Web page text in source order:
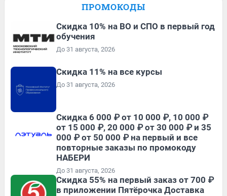
ПРОМОКОДЫ
Скидка 10% на ВО и СПО в первый год
обучения
До 31 августа, 2026
Скидка 11% на все курсы
До 31 августа, 2026
Скидка 6 000 ₽ от 10 000 ₽, 10 000 ₽
от 15 000 ₽, 20 000 ₽ от 30 000 ₽ и 35
000 ₽ от 50 000 ₽ на первый и все
повторные заказы по промокоду
НАБЕРИ
До 31 августа, 2026
Скидка 55% на первый заказ от 700 ₽
в приложении Пятёрочка Доставка